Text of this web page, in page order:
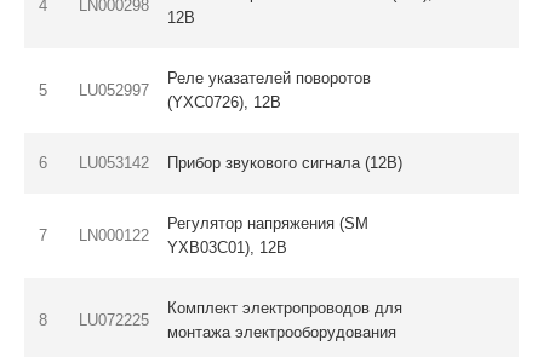
4 LN000298
12В
5 LU052997
Реле указателей поворотов
(YXC0726), 12В
6 LU053142 Прибор звукового сигнала (12В)
7 LN000122
Регулятор напряжения (SM
YXB03C01), 12В
8 LU072225
Комплект электропроводов для
монтажа электрооборудования